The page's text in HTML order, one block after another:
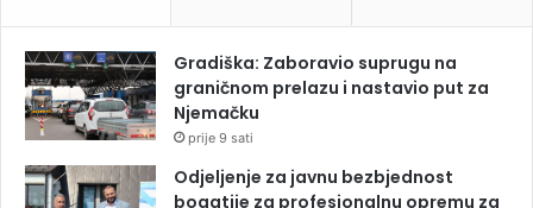
Gradiška: Zaboravio suprugu na
graničnom prelazu i nastavio put za
Njemačku
prije 9 sati
Odjeljenje za javnu bezbjednost
bogatije za profesionalnu opremu za